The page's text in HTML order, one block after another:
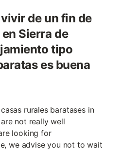
de un fin de
Sierra de
tipo
es buena
rurales baratases in
not really well
looking for
we advise you not to wait